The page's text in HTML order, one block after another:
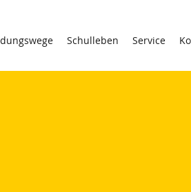
Schulleben Service